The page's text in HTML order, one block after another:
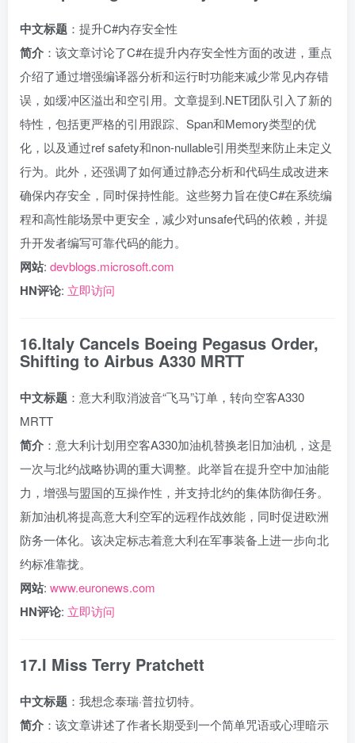
中文标题 ：提升C#内存安全性
简介 ：该文章讨论了C#在提升内存安全性方面的改进，重点
介绍了通过增强编译器分析和运行时功能来减少常见内存错
误，如缓冲区溢出和空引用。文章提到.NET团队引入了新的
特性，包括更严格的引用跟踪、Span和Memory类型的优
化，以及通过ref safety和non-nullable引用类型来防止未定义
行为。此外，还强调了如何通过静态分析和代码生成改进来
确保内存安全，同时保持性能。这些努力旨在使C#在系统编
程和高性能场景中更安全，减少对unsafe代码的依赖，并提
升开发者编写可靠代码的能力。
网站: devblogs.microsoft.com
HN评论: 立即访问
16.Italy Cancels Boeing Pegasus Order,
Shifting to Airbus A330 MRTT
中文标题 ：意大利取消波音“飞马”订单，转向空客A330
MRTT
简介 ：意大利计划用空客A330加油机替换老旧加油机，这是
一次与北约战略协调的重大调整。此举旨在提升空中加油能
力，增强与盟国的互操作性，并支持北约的集体防御任务。
新加油机将提高意大利空军的远程作战效能，同时促进欧洲
防务一体化。该决定标志着意大利在军事装备上进一步向北
约标准靠拢。
网站: www.euronews.com
HN评论: 立即访问
17.I Miss Terry Pratchett
中文标题 ：我想念泰瑞·普拉切特。
简介 ：该文章讲述了作者长期受到一个简单咒语或心理暗示